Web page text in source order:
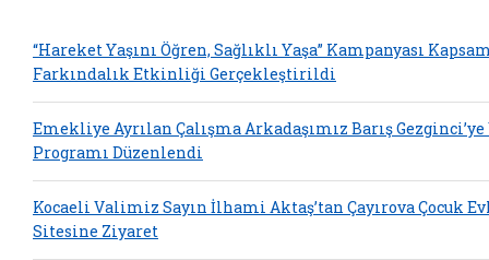
“Hareket Yaşını Öğren, Sağlıklı Yaşa” Kampanyası
Farkındalık Etkinliği Gerçekleştirildi
Emekliye Ayrılan Çalışma Arkadaşımız Barış Gezginci’ye
Programı Düzenlendi
Kocaeli Valimiz Sayın İlhami Aktaş’tan Çayırova Çocuk
Sitesine Ziyaret